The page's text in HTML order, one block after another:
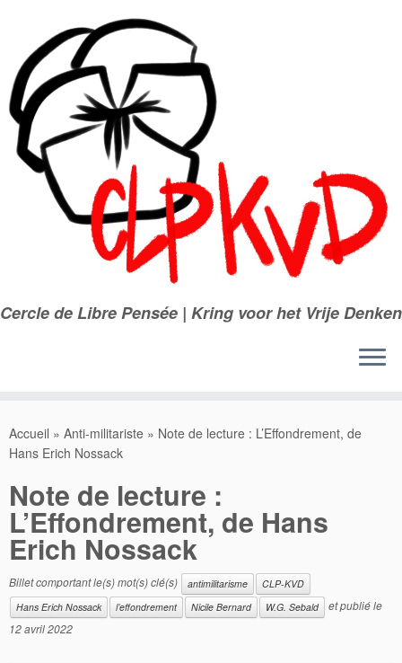
contenu
Cercle de Libre Pensée | Kring voor het Vrije Denken
Accueil » Anti-militariste » Note de lecture : L’Effondrement, de
Hans Erich Nossack
Note de lecture :
L’Effondrement, de Hans
Erich Nossack
Billet comportant le(s) mot(s) clé(s) antimilitarisme
CLP-KVD
Hans Erich Nossack
l’effondrement Nicile Bernard W.G. Sebald
et publié le
12 avril 2022